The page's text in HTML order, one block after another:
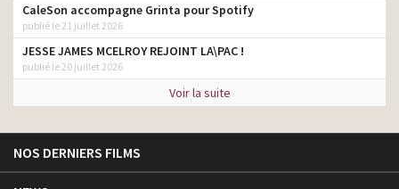
CaleSon accompagne Grinta pour Spotify
publié le 21 juillet 2026
JESSE JAMES MCELROY REJOINT LA\PAC !
publié le 20 juillet 2026
Voir la suite
NOS DERNIERS FILMS